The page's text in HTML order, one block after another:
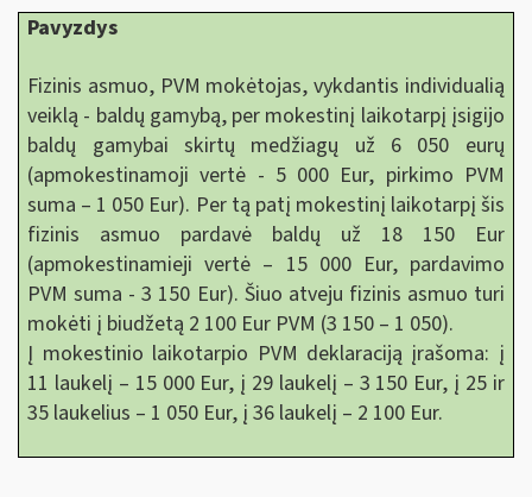
Pavyzdys
Fizinis asmuo, PVM mokėtojas, vykdantis individualią
veiklą - baldų gamybą, per mokestinį laikotarpį įsigijo
baldų gamybai skirtų medžiagų už 6 050 eurų
(apmokestinamoji vertė - 5 000 Eur, pirkimo PVM
suma – 1 050 Eur). Per tą patį mokestinį laikotarpį šis
fizinis asmuo pardavė baldų už 18 150 Eur
(apmokestinamieji vertė – 15 000 Eur, pardavimo
PVM suma - 3 150 Eur). Šiuo atveju fizinis asmuo turi
mokėti į biudžetą 2 100 Eur PVM (3 150 – 1 050).
Į mokestinio laikotarpio PVM deklaraciją įrašoma: į
11 laukelį – 15 000 Eur, į 29 laukelį – 3 150 Eur, į 25 ir
35 laukelius – 1 050 Eur, į 36 laukelį – 2 100 Eur.